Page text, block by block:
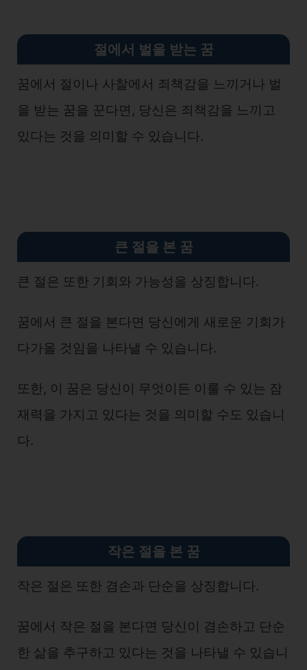
절에서 벌을 받는 꿈
꿈에서 절이나 사찰에서 죄책감을 느끼거나 벌
을 받는 꿈을 꾼다면, 당신은 죄책감을 느끼고
있다는 것을 의미할 수 있습니다.
큰 절을 본 꿈
큰 절은 또한 기회와 가능성을 상징합니다.
꿈에서 큰 절을 본다면 당신에게 새로운 기회가
다가올 것임을 나타낼 수 있습니다.
또한, 이 꿈은 당신이 무엇이든 이룰 수 있는 잠
재력을 가지고 있다는 것을 의미할 수도 있습니
다.
작은 절을 본 꿈
작은 절은 또한 겸손과 단순을 상징합니다.
꿈에서 작은 절을 본다면 당신이 겸손하고 단순
한 삶을 추구하고 있다는 것을 나타낼 수 있습니